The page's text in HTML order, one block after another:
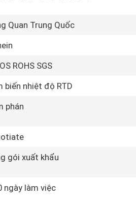
Quan Trung Quốc
ROHS SGS
biến nhiệt độ RTD
phán
gói xuất khẩu
ngày làm việc